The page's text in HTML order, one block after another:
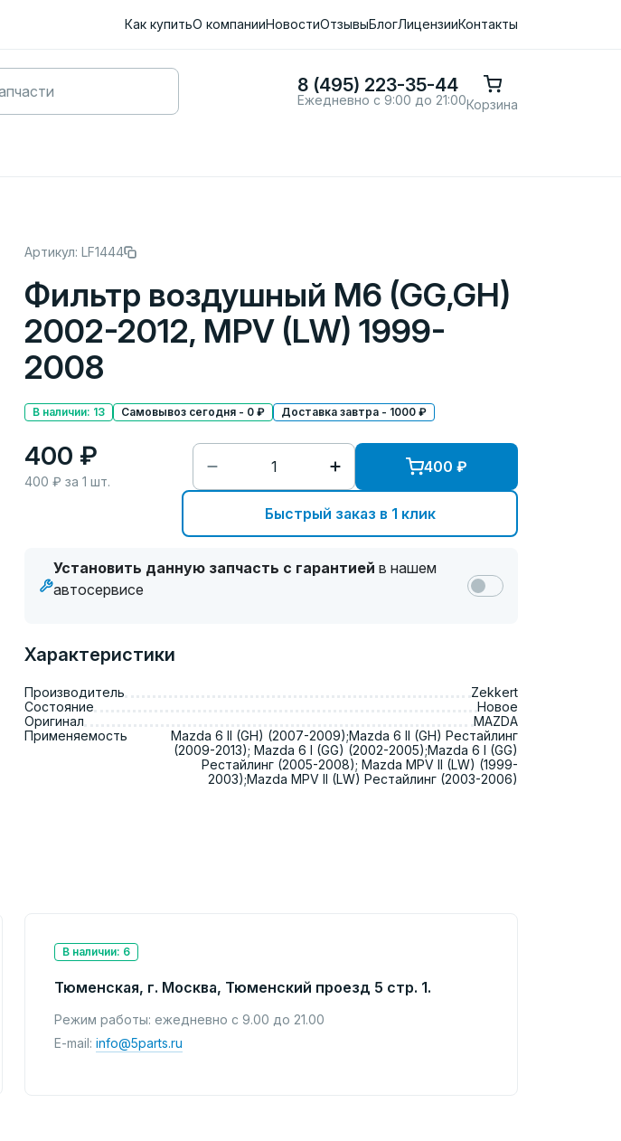
Как купитьО компанииНовостиОтзывыБлогЛицензииКонтакты
8 (495) 223-35-44
Ежедневно с 9:00 до 21:00Корзина
Артикул: LF1444
Фильтр воздушный M6 (GG,GH)
2002-2012, MPV (LW) 1999-
2008
В наличии: 13 Самовывоз сегодня - 0 ₽ Доставка завтра - 1000 ₽
400 ₽
400 ₽ за 1 шт.
Быстрый заказ в 1 клик
400 ₽
Установить данную запчасть с гарантией в нашем
автосервисе
Характеристики
Производитель
Zekkert
Состояние
Новое
Оригинал
MAZDA
Применяемость
Mazda 6 II (GH) (2007-2009);Mazda 6 II (GH) Рестайлинг
(2009-2013); Mazda 6 I (GG) (2002-2005);Mazda 6 I (GG)
Рестайлинг (2005-2008); Mazda MPV II (LW) (1999-
2003);Mazda MPV II (LW) Рестайлинг (2003-2006)
В наличии: 6
Тюменская, г. Москва, Тюменский проезд 5 стр. 1.
Режим работы: ежедневно с 9.00 до 21.00
E-mail: info@5parts.ru